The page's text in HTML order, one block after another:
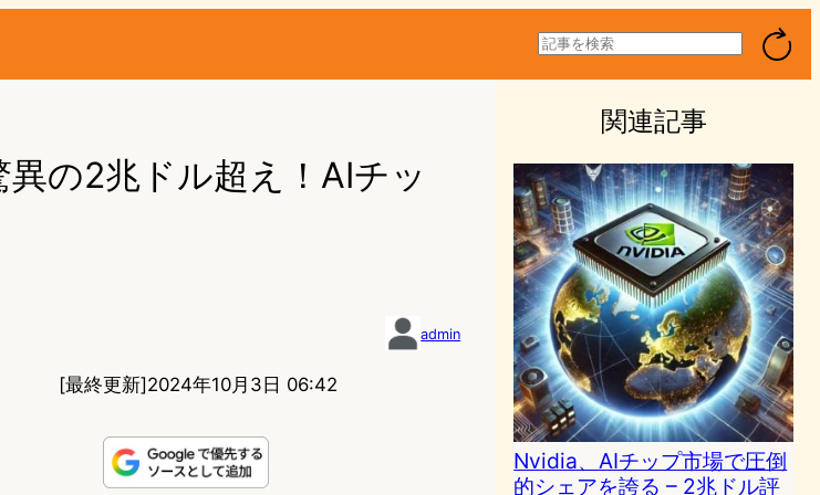
検
索
の2兆ドル超え！AIチッ
admin
[最終更新]2024年10月3日 06:42
関連記事
Nvidia、AIチップ市場で圧倒
的シェアを誇る – 2兆ドル評